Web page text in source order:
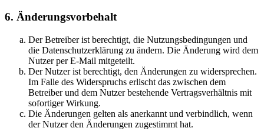
6. Änderungsvorbehalt
Der Betreiber ist berechtigt, die Nutzungsbedingungen und
die Datenschutzerklärung zu ändern. Die Änderung wird dem
Nutzer per E-Mail mitgeteilt.
Der Nutzer ist berechtigt, den Änderungen zu widersprechen.
Im Falle des Widerspruchs erlischt das zwischen dem
Betreiber und dem Nutzer bestehende Vertragsverhältnis mit
sofortiger Wirkung.
Die Änderungen gelten als anerkannt und verbindlich, wenn
der Nutzer den Änderungen zugestimmt hat.